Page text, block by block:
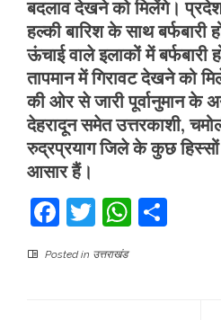
बदलाव देखने को मिलेंगे। प्रदेश
हल्की बारिश के साथ
ऊंचाई वाले इलाकों में बर्फबारी
तापमान में गिरावट देखने को
की ओर से जारी पूर्वानुमान के
देहरादून समेत उत्तरकाशी,
रुद्रप्रयाग जिले के कुछ हिस्सों
आसार हैं।
Facebook
Twitter
Posted in उत्तराखंड